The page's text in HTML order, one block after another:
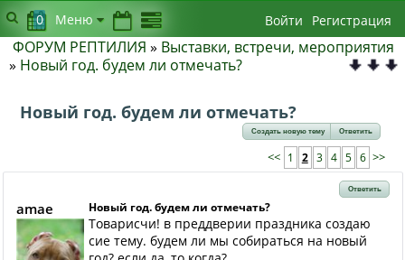
ФОРУМ РЕПТИЛИЯ » Выставки, встречи, мероприятия
» Новый год. будем ли отмечать?
Новый год. будем ли отмечать?
Создать новую тему Ответить
<< 1 2 3 4 5 6 >>
Ответить
amae Новый год. будем ли отмечать?
Товарисчи! в преддверии праздника создаю
сие тему. будем ли мы собираться на новый
0 Меню Войти Регистрация